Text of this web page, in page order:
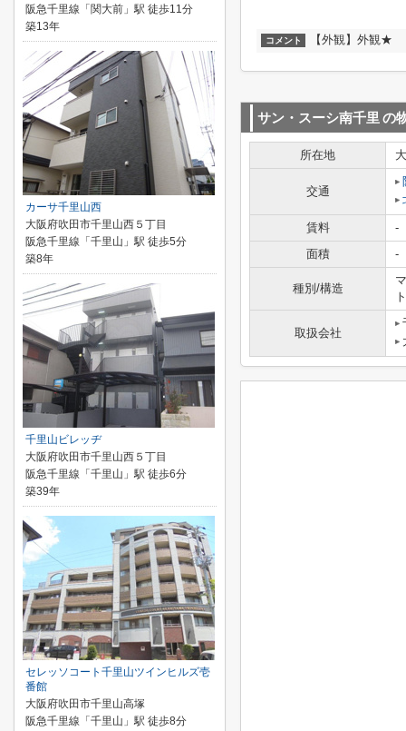
コメント 【外観】外観★
サン・スーシ南千里 の
所在地
交通
賃料
-
面積
-
種別/構造
ト
取扱会社
阪急千里線「関大前」駅 徒歩11分
築13年
カーサ千里山西
大阪府吹田市千里山西５丁目
阪急千里線「千里山」駅 徒歩5分
築8年
千里山ビレッヂ
大阪府吹田市千里山西５丁目
阪急千里線「千里山」駅 徒歩6分
築39年
セレッソコート千里山ツインヒルズ壱
番館
大阪府吹田市千里山高塚
阪急千里線「千里山」駅 徒歩8分